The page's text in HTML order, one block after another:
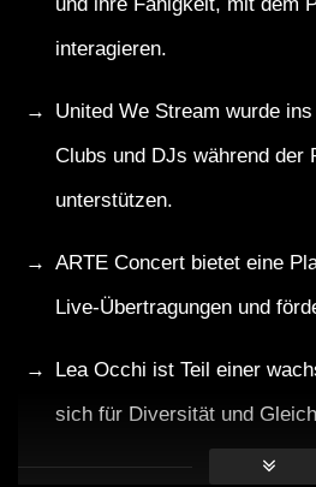
interagieren.
United We Stream wurde
Clubs und DJs während der
unterstützen.
ARTE Concert bietet eine
Live-Übertragungen und
Lea Occhi ist Teil einer
sich für Diversität und